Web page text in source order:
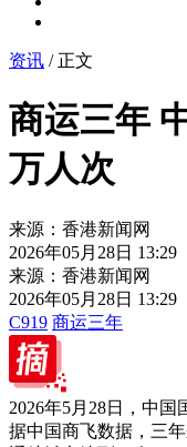
资讯 / 正文
商运三年
万人次
来源：香港新闻网
2026年05月28日 13:29
来源：香港新闻网
2026年05月28日 13:29
C919 商运三年
2026年5月28日，中国
据中国商飞数据，三